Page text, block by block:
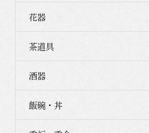
花器
茶道具
酒器
飯碗・丼